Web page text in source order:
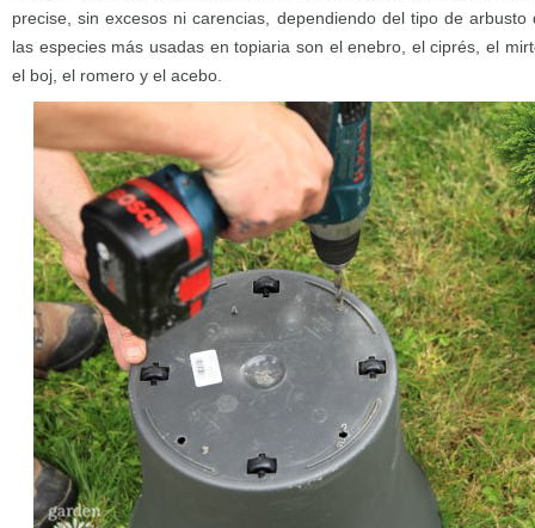
precise, sin excesos ni carencias, dependiendo del tipo de
las especies más usadas en topiaria son el enebro, el ciprés, el
el boj, el romero y el acebo.